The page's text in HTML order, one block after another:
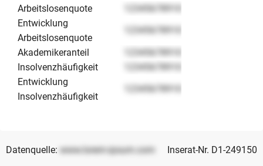
Arbeitslosenquote
12345678910
Entwicklung
Arbeitslosenquote
12345678910
Akademikeranteil
12345678910
Insolvenzhäufigkeit
12345678910
Entwicklung
Insolvenzhäufigkeit
12345678910
Datenquelle: www.lorem-ipsum.com Inserat-Nr. D1-249150